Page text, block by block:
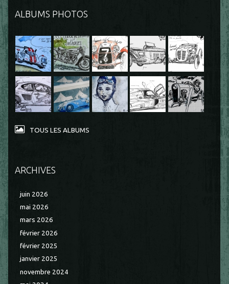
ALBUMS PHOTOS
TOUS LES ALBUMS
ARCHIVES
juin 2026
mai 2026
mars 2026
février 2026
février 2025
janvier 2025
novembre 2024